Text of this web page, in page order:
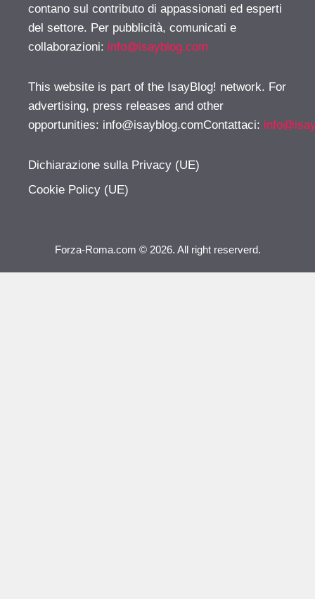
contano sul contributo di appassionati ed esperti
del settore. Per pubblicità, comunicati e
collaborazioni: info@isayblog.com
This website is part of the IsayBlog! network. For
advertising, press releases and other
opportunities: info@isayblog.comContattaci:
Dichiarazione sulla Privacy (UE)
Cookie Policy (UE)
Forza-Roma.com © 2026. All right reserverd.